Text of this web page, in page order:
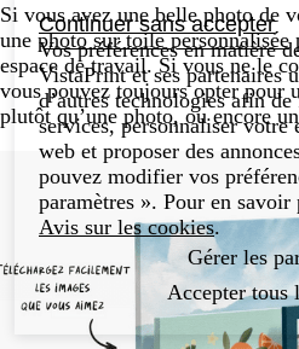
Si vous avez une belle photo de
une photo sur toile personnalisée
espace de travail. Si vous ne le
vous pouvez toujours opter pour
plutôt qu’une photo, ou encore
Continuer sans accepter
Vos préférences en matière
VistaPrint et ses partenaires
d’autres technologies afin
services, personnaliser votre
web et proposer des
pouvez modifier vos
paramètres ». Pour en savoir
Avis sur les cookies.
Gérer les
Accepter tous